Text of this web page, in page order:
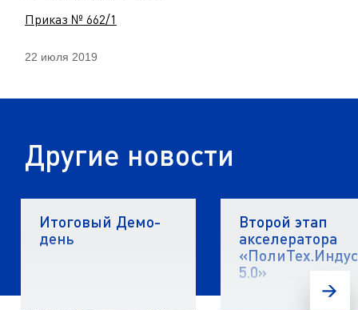
Приказ № 662/1
22 июля 2019
Другие новости
Итоговый Демо-
день
Второй этап
акселератора
5.0»